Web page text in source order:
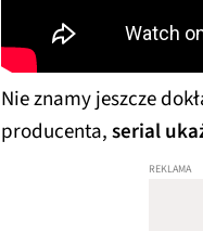
Nie znamy jeszcze
producenta,serial